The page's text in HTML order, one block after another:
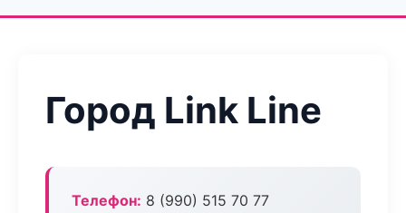
Город Link Line
Телефон: 8 (990) 515 70 77